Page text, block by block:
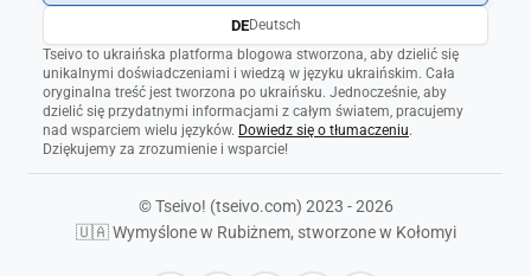
Tseivo to ukraińska platforma blogowa stworzona, aby dzielić się
unikalnymi doświadczeniami i wiedzą w języku ukraińskim. Cała
oryginalna treść jest tworzona po ukraińsku. Jednocześnie, aby
dzielić się przydatnymi informacjami z całym światem, pracujemy
nad wsparciem wielu języków. Dowiedz się o tłumaczeniu.
Dziękujemy za zrozumienie i wsparcie!
DEDeutsch
© Tseivo! (tseivo.com) 2023 - 2026
🇺🇦 Wymyślone w Rubiżnem, stworzone w Kołomyi